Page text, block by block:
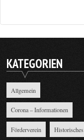
KATEGORIEN
Allgemein
Corona – Informationen
Förderverein Historisches